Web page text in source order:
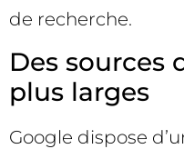
de recherche.
Des sources
plus larges
Google dispose